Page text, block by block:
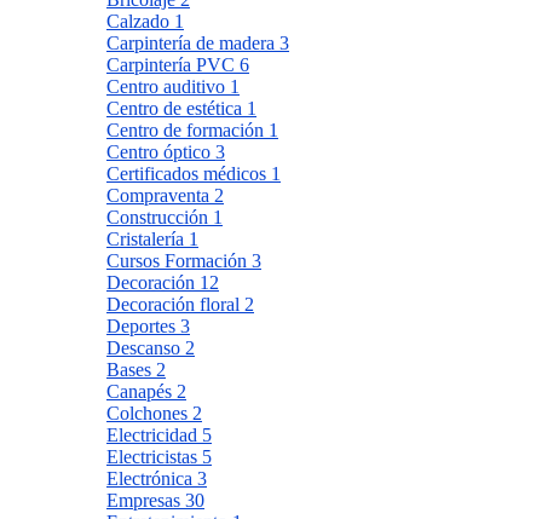
Calzado 1
Carpintería de madera 3
Carpintería PVC 6
Centro auditivo 1
Centro de estética 1
Centro de formación 1
Centro óptico 3
Certificados médicos 1
Compraventa 2
Construcción 1
Cristalería 1
Cursos Formación 3
Decoración 12
Decoración floral 2
Deportes 3
Descanso 2
Bases 2
Canapés 2
Colchones 2
Electricidad 5
Electricistas 5
Electrónica 3
Empresas 30